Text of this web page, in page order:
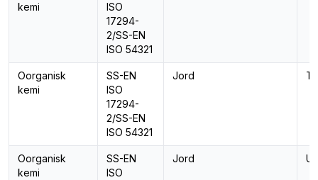
kemi
ISO
17294-
2/SS-EN
ISO 54321
Oorganisk
kemi
SS-EN
ISO
17294-
2/SS-EN
ISO 54321
Jord
Oorganisk
kemi
SS-EN
ISO
Jord